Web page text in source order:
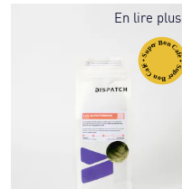
En lire plus